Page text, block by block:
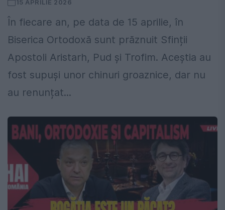
15 APRILIE 2026
În fiecare an, pe data de 15 aprilie, în
Biserica Ortodoxă sunt prăznuit Sfinții
Apostoli Aristarh, Pud și Trofim. Aceștia au
fost supuși unor chinuri groaznice, dar nu
au renunțat...